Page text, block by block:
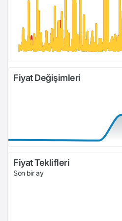
Fiyat Değişimleri
Fiyat Teklifleri
Son bir ay